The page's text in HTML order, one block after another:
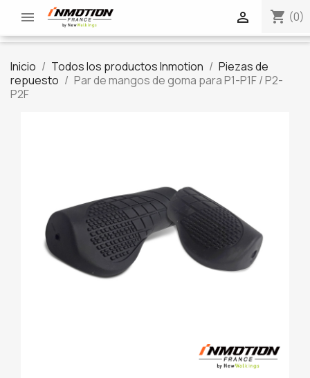
 shopping_cart (0)

Inicio Todos los productos Inmotion
Piezas de
repuesto
Par de mangos de goma para P1-P1F / P2-
P2F